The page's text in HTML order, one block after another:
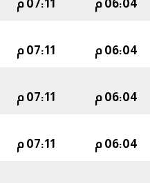
06:04 م 07:11 م
06:04 م 07:11 م
06:04 م 07:11 م
06:04 م 07:11 م